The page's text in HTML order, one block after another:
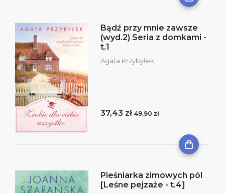
Bądź przy mnie zawsze
(wyd.2) Seria z domkami -
t.1
Agata Przybyłek
37,43 zł 49,90 zł
Pieśniarka zimowych pól
[Leśne pejzaże - t.4]